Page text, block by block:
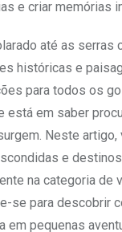
e criar memórias
até as serras
históricas e
para todos os
está em saber
Neste
e
na categoria de
se para descobrir
em pequenas